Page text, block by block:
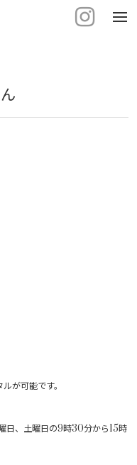
が可能です。
日、土曜日の9時30分から15時